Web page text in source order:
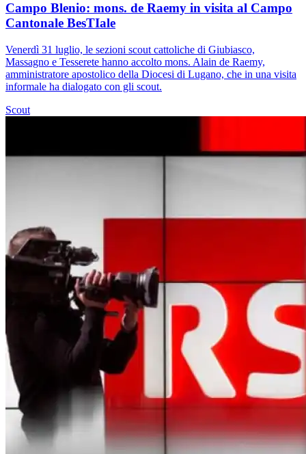
Campo Blenio: mons. de Raemy in visita al Campo
Cantonale BesTIale
Venerdì 31 luglio, le sezioni scout cattoliche di Giubiasco,
Massagno e Tesserete hanno accolto mons. Alain de Raemy,
amministratore apostolico della Diocesi di Lugano, che in una visita
informale ha dialogato con gli scout.
Scout